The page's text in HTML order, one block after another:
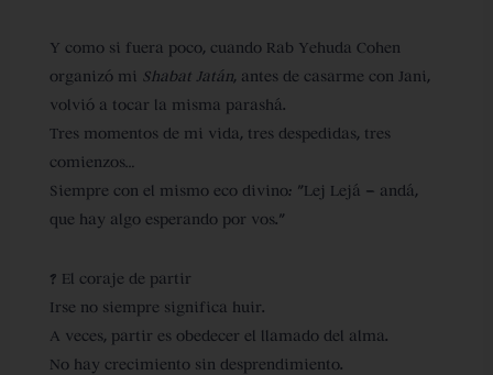
Y como si fuera poco, cuando Rab Yehuda Cohen
organizó mi Shabat Jatán, antes de casarme con Jani,
volvió a tocar la misma parashá.
Tres momentos de mi vida, tres despedidas, tres
comienzos…
Siempre con el mismo eco divino: “Lej Lejá – andá,
que hay algo esperando por vos.”
? El coraje de partir
Irse no siempre significa huir.
A veces, partir es obedecer el llamado del alma.
No hay crecimiento sin desprendimiento.